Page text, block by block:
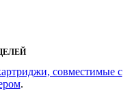
совместимые с
.